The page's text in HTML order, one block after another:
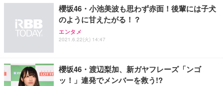
櫻坂46・小池美波も思わず赤面！後輩には子犬
のように甘えたがる！？
エンタメ
2021.6.22(火) 14:47
櫻坂46・渡辺梨加、新ガヤフレーズ「ンゴ
ッ！」連発でメンバーを救う!?